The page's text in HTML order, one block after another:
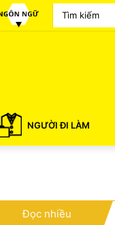
NGƯỜI ĐI LÀM
Đọc nhiều